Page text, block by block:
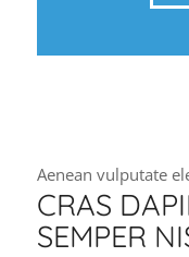
Aenean vulputate
CRAS
SEMPER